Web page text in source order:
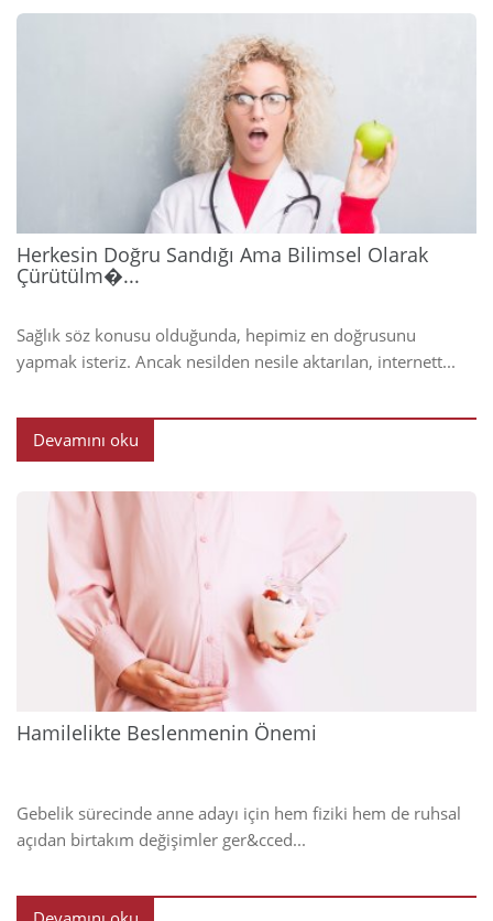
Herkesin Doğru Sandığı Ama Bilimsel Olarak
Çürütülm�...
Sağlık söz konusu olduğunda, hepimiz en doğrusunu
yapmak isteriz. Ancak nesilden nesile aktarılan, internett...
Devamını oku
Hamilelikte Beslenmenin Önemi
Gebelik sürecinde anne adayı için hem fiziki hem de ruhsal
açıdan birtakım değişimler ger&cced...